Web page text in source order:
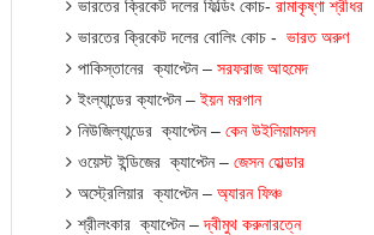
ভারতের ক্রিকেট দলের ফিল্ডিং কোচ- রামাকৃষ্ণা শ্রীধর
ভারতের ক্রিকেট দলের বোলিং কোচ - ভারত অরুণ
পাকিস্তানের ক্যাপ্টেন – সরফরাজ আহমেদ
ইংল্যান্ডের ক্যাপ্টেন –ইয়ন মরগান
নিউজিল্যান্ডের ক্যাপ্টেন – কেন উইলিয়ামসন
ওয়েস্ট ইন্ডিজের ক্যাপ্টেন – জেসন হোল্ডার
অস্ট্রেলিয়ার ক্যাপ্টেন – অ্যারন ফিঞ্চ
শ্রীলংকার ক্যাপ্টেন –দ্বীমুথ করুনারত্নে